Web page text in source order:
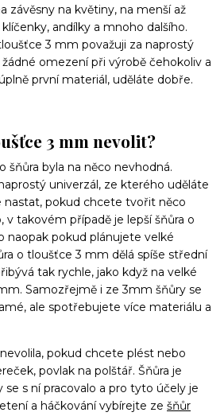
závěsny na květiny, na menší až
andílky a mnoho dalšího.
3 mm považuji za naprostý
omezení při výrobě čehokoliv a
první materiál, uděláte dobře.
3 mm nevolit?
šňůra byla na něco nevhodná.
univerzál, ze kterého uděláte
nastat, pokud chcete tvořit něco
v takovém případě je lepší šňůra o
naopak pokud plánujete velké
o tloušťce 3 mm dělá spíše střední
tak rychle, jako když na velké
Samozřejmě i ze 3mm šňůry se
ale spotřebujete více materiálu a
pokud chcete plést nebo
povlak na polštář. Šňůra je
se s ní pracovalo a pro tyto účely je
a háčkování vybírejte ze šňůr